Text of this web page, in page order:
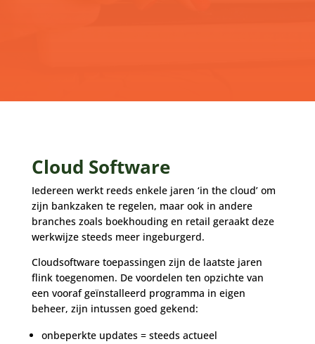
Cloud Software
Iedereen werkt reeds enkele jaren ‘in the cloud’ om
zijn bankzaken te regelen, maar ook in andere
branches zoals boekhouding en retail geraakt deze
werkwijze steeds meer ingeburgerd.
Cloudsoftware toepassingen zijn de laatste jaren
flink toegenomen. De voordelen ten opzichte van
een vooraf geïnstalleerd programma in eigen
beheer, zijn intussen goed gekend:
onbeperkte updates = steeds actueel